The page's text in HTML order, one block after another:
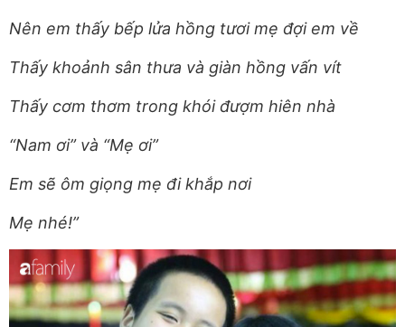
Nên em thấy bếp lửa hồng tươi mẹ đợi em về
Thấy khoảnh sân thưa và giàn hồng vấn vít
Thấy cơm thơm trong khói đượm hiên nhà
“Nam ơi” và “Mẹ ơi”
Em sẽ ôm giọng mẹ đi khắp nơi
Mẹ nhé!”